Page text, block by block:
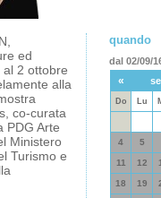
ed
2 ottobre
alla
co-curata
PDG Arte
Ministero
Turismo e
quando
dal 02/09/
«
Do Lu
4 5
11 12
18 19